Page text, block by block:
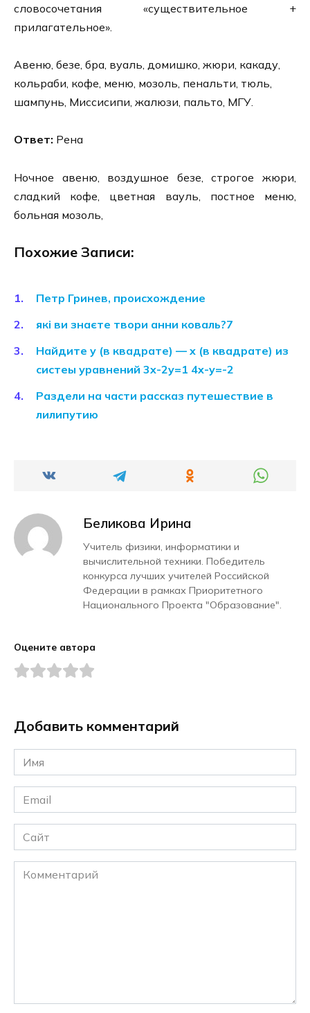
словосочетания «существительное +
прилагательное».
Авеню, безе, бра, вуаль, домишко, жюри, какаду,
кольраби, кофе, меню, мозоль, пенальти, тюль,
шампунь, Миссисипи, жалюзи, пальто, МГУ.
Ответ: Рена
Ночное авеню, воздушное безе, строгое жюри,
сладкий кофе, цветная вауль, постное меню,
больная мозоль,
Похожие Записи:
Петр Гринев, происхождение
які ви знаєте твори анни коваль?7
Найдите y (в квадрате) — x (в квадрате) из
систеы уравнений 3x-2y=1 4x-y=-2
Раздели на части рассказ путешествие в
лилипутию
Беликова Ирина
Учитель физики, информатики и
вычислительной техники. Победитель
конкурса лучших учителей Российской
Федерации в рамках Приоритетного
Национального Проекта "Образование".
Оцените автора
Добавить комментарий
Имя
*
Email
*
Сайт
Комментарий